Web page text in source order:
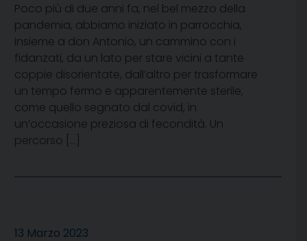
Poco più di due anni fa, nel bel mezzo della
pandemia, abbiamo iniziato in parrocchia,
insieme a don Antonio, un cammino con i
fidanzati, da un lato per stare vicini a tante
coppie disorientate, dall’altro per trasformare
un tempo fermo e apparentemente sterile,
come quello segnato dal covid, in
un’occasione preziosa di fecondità. Un
percorso […]
13 Marzo 2023